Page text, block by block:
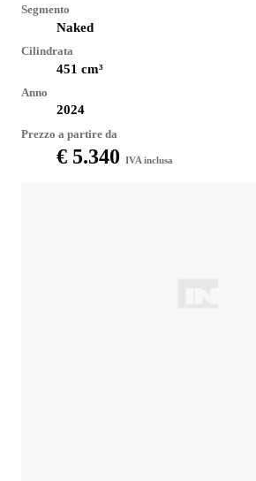
Segmento
Naked
Cilindrata
451 cm³
Anno
2024
Prezzo a partire da
€ 5.340 IVA inclusa